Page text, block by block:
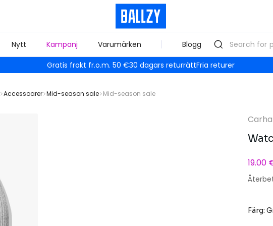
Nytt Kampanj Varumärken Blogg
Gratis frakt fr.o.m. 50 €30 dagars returrättFria returer
Accessoarer Mid-season sale Mid-season sale
19.00
Färg: